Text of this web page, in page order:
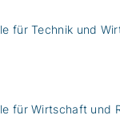
für Technik und
für Wirtschaft und